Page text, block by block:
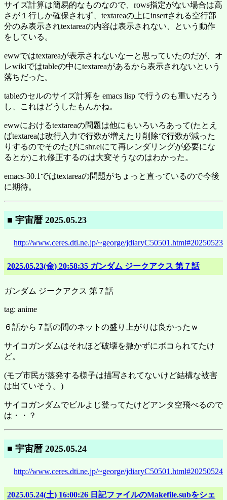
サイズ計算は簡易的なものなので、rows指定がない場合は高
さが１行しか確保されず、textareaの上にinsertされる空行部
分のみ表示されtextareaの内容は表示されない、という動作
をしている。
ewwではtextareaが表示されないなーと思っていたのだが、オ
レwikiではtableの中にtextareaがあるから表示されないという
落ちだった。
tableのセルのサイズ計算を emacs lisp で行うのも重いだろう
し、これはどうしたもんかね。
ewwにおけるtextareaの問題は他にもいろいろあって(たとえ
ばtextareaは改行入力で行数が増えたり削除で行数が減った
りするのでそのたびにshr.elにて再レンダリングが必要にな
るとか)これ修正するのは大変そうなのはわかった。
emacs-30.1ではtextareaの問題がちょっと直っているので今後
に期待。
■ 宇宙暦 2025.05.23
http://www.ceres.dti.ne.jp/~george/jdiaryC50501.html#20250523
2025.05.23(金) 20:58:35 ガンダム ジークアクス 第７話
ガンダム ジークアクス 第７話
tag: anime
６話から７話の間のネットの盛り上がりは良かったｗ
サイコガンダムはそれほど破壊を撒かずにボコられてたけ
ど。
(モブ市民が蒸発する様子は描写されてないけど結構な被害
は出ていそう。)
サイコガンダムでビルよじ登ってたけどアンタ空飛べるので
は・・？
■ 宇宙暦 2025.05.24
http://www.ceres.dti.ne.jp/~george/jdiaryC50501.html#20250524
2025.05.24(土) 16:00:26 日記ファイルのMakefile.subをシェ